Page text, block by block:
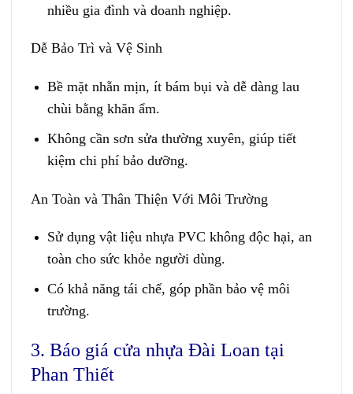
nhiều gia đình và doanh nghiệp.
Dễ Bảo Trì và Vệ Sinh
Bề mặt nhẵn mịn, ít bám bụi và dễ dàng lau
chùi bằng khăn ẩm.
Không cần sơn sửa thường xuyên, giúp tiết
kiệm chi phí bảo dưỡng.
An Toàn và Thân Thiện Với Môi Trường
Sử dụng vật liệu nhựa PVC không độc hại, an
toàn cho sức khỏe người dùng.
Có khả năng tái chế, góp phần bảo vệ môi
trường.
3. Báo giá cửa nhựa Đài Loan tại
Phan Thiết